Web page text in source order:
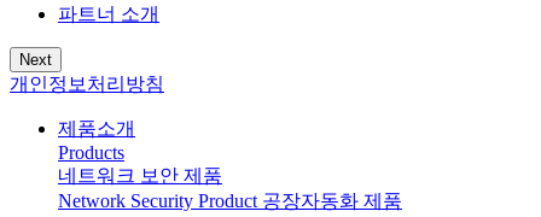
파트너 소개
Next
개인정보처리방침
제품소개
Products
네트워크 보안 제품
Network Security Product 공장자동화 제품